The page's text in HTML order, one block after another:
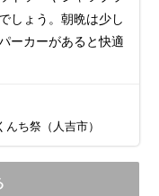
しょう。朝晩は少し
ーカーがあると快適
ち祭（人吉市）